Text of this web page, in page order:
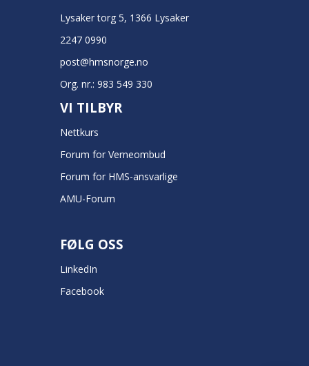
Lysaker torg 5, 1366 Lysaker
2247 0990
post@hmsnorge.no
Org. nr.: 983 549 330
VI TILBYR
Nettkurs
Forum for Verneombud
Forum for HMS-ansvarlige
AMU-Forum
FØLG OSS
LinkedIn
Facebook